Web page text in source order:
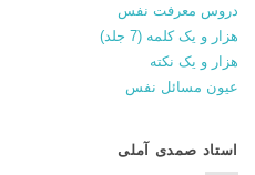
دروس معرفت نفس
هزار و یک کلمه (7 جلد)
هزار و یک نکته
عیون مسائل نفس
استاد صمدی آملی